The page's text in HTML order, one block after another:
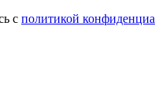
с политикой